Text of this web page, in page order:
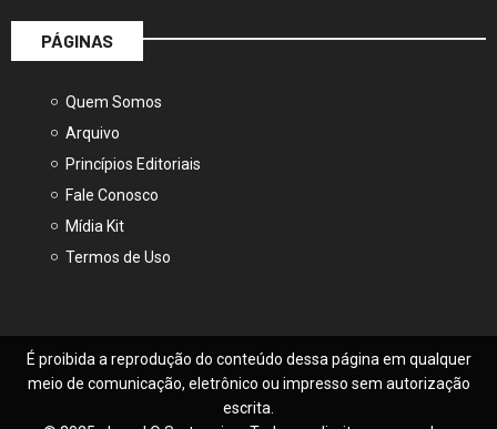
PÁGINAS
Quem Somos
Arquivo
Princípios Editoriais
Fale Conosco
Mídia Kit
Termos de Uso
É proibida a reprodução do conteúdo dessa página em qualquer
meio de comunicação, eletrônico ou impresso sem autorização
escrita.